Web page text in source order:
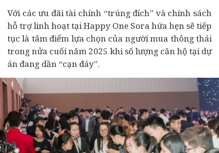
Với các ưu đãi tài chính “trúng đích” và chính sách
hỗ trợ linh hoạt tại Happy One Sora hứa hẹn sẽ tiếp
tục là tâm điểm lựa chọn của người mua thông thái
trong nửa cuối năm 2025 khi số lượng căn hộ tại dự
án đang dần “cạn đáy”.